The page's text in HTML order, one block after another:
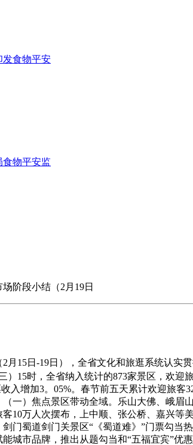
发食物平安
食物平安监
阶段小结（2月19日
15日-19日），全省文化和旅逛系统认实
）15时，全省纳入统计的873家景区，欢迎
入增加3。05%。春节前五天累计欢迎旅
（一）焦点景区带动全域。乐山大佛、峨
10万人次摆布，上中顺、张公桥、嘉兴等
门蜀道剑门关景区“《蜀道难》”门票勾
城市品牌，推出从题勾当和“五福宜宾”优